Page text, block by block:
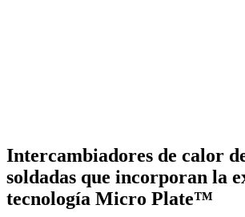
Intercambiadores de calor
soldadas que incorporan la
tecnología Micro Plate™